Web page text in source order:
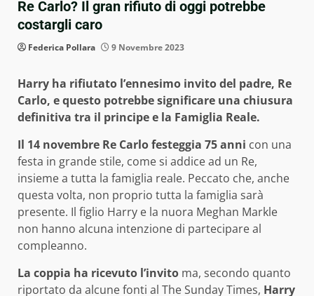
Re Carlo? Il gran rifiuto di oggi potrebbe
costargli caro
Federica Pollara 9 Novembre 2023
Harry ha rifiutato l’ennesimo invito del padre, Re
Carlo, e questo potrebbe significare una chiusura
definitiva tra il principe e la Famiglia Reale.
Il 14 novembre Re Carlo festeggia 75 anni con una
festa in grande stile, come si addice ad un Re,
insieme a tutta la famiglia reale. Peccato che, anche
questa volta, non proprio tutta la famiglia sarà
presente. Il figlio Harry e la nuora Meghan Markle
non hanno alcuna intenzione di partecipare al
compleanno.
La coppia ha ricevuto l’invito ma, secondo quanto
riportato da alcune fonti al The Sunday Times, Harry